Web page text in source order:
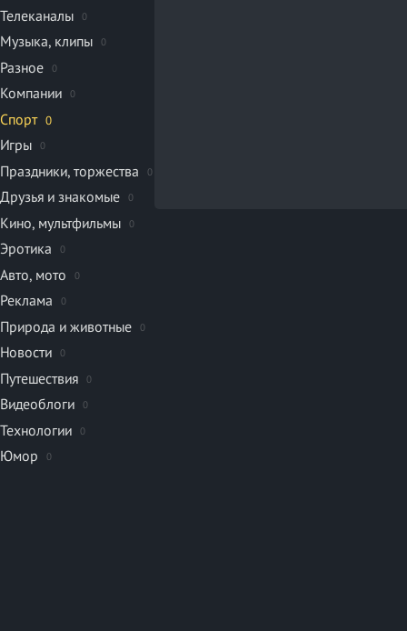
Телеканалы 0
Музыка, клипы 0
Разное 0
Компании 0
Спорт 0
Игры 0
Праздники, торжества 0
Друзья и знакомые 0
Кино, мультфильмы 0
Эротика 0
Авто, мото 0
Реклама 0
Природа и животные 0
Новости 0
Путешествия 0
Видеоблоги 0
Технологии 0
Юмор 0